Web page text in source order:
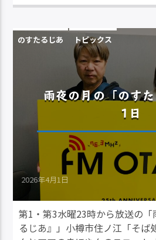
のすたるじあ トピックス
雨夜の月の「のす
1日
2026年4月1日
第1・第3水曜23時から放送の
るじあ』」小樽市住ノ江「そば